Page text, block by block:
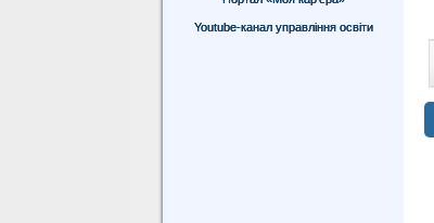
Youtube-канал управління освіти